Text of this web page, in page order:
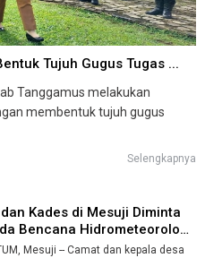
Tujuh Gugus Tugas ...
Tanggamus melakukan
membentuk tujuh gugus
Selengkapnya
Kades di Mesuji Diminta
Bencana Hidrometeorolog
Mesuji -- Camat dan kepala desa